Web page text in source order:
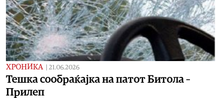
ХРОНИКА 21.06.2026
Тешка сообраќајка на патот Битола –
Прилеп